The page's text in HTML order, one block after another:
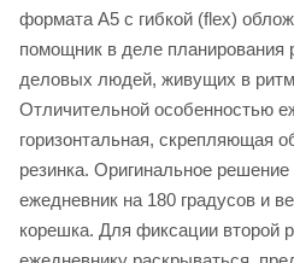
формата А5 с гибкой (flex)
помощник в деле планирования
деловых людей, живущих в
Отличительной особенностью
горизонтальная, скрепляющая
резинка. Оригинальное
ежедневник на 180 градусов и
корешка. Для фиксации второй